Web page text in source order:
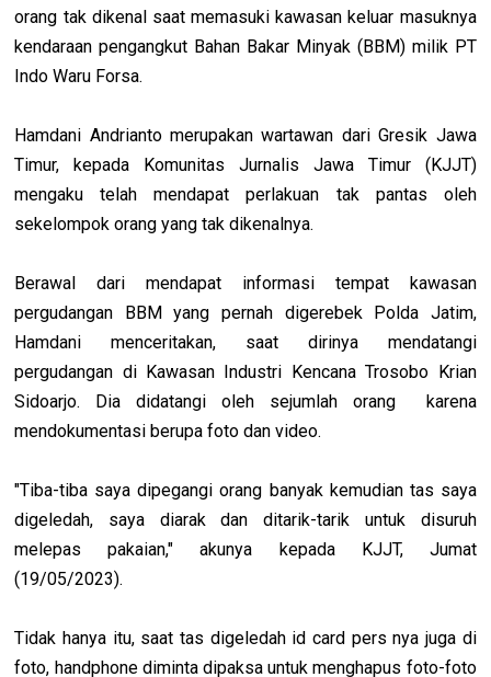
orang tak dikenal saat memasuki kawasan keluar masuknya
kendaraan pengangkut Bahan Bakar Minyak (BBM) milik PT
Indo Waru Forsa.
Hamdani Andrianto merupakan wartawan dari Gresik Jawa
Timur, kepada Komunitas Jurnalis Jawa Timur (KJJT)
mengaku telah mendapat perlakuan tak pantas oleh
sekelompok orang yang tak dikenalnya.
Berawal dari mendapat informasi tempat kawasan
pergudangan BBM yang pernah digerebek Polda Jatim,
Hamdani menceritakan, saat dirinya mendatangi
pergudangan di Kawasan Industri Kencana Trosobo Krian
Sidoarjo. Dia didatangi oleh sejumlah orang karena
mendokumentasi berupa foto dan video.
"Tiba-tiba saya dipegangi orang banyak kemudian tas saya
digeledah, saya diarak dan ditarik-tarik untuk disuruh
melepas pakaian," akunya kepada KJJT, Jumat
(19/05/2023).
Tidak hanya itu, saat tas digeledah id card pers nya juga di
foto, handphone diminta dipaksa untuk menghapus foto-foto